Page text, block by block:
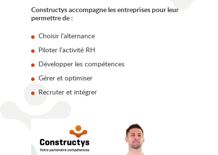
Constructys accompagne les entreprises pour leur
permettre de :
Choisir l’alternance
Piloter l’activité RH
Développer les compétences
Gérer et optimiser
Recruter et intégrer